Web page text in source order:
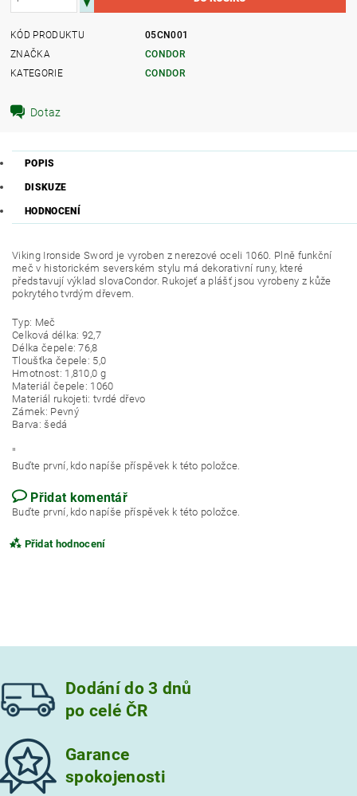
KÓD PRODUKTU
05CN001
ZNAČKA
CONDOR
KATEGORIE
CONDOR
Dotaz
POPIS
DISKUZE
HODNOCENÍ
Viking Ironside Sword je vyroben z nerezové oceli 1060. Plně funkční
meč v historickém severském stylu má dekorativní runy, které
představují výklad slovaCondor. Rukojeť a plášť jsou vyrobeny z kůže
pokrytého tvrdým dřevem.
Typ: Meč
Celková délka: 92,7
Délka čepele: 76,8
Tloušťka čepele: 5,0
Hmotnost: 1,810,0 g
Materiál čepele: 1060
Materiál rukojeti: tvrdé dřevo
Zámek: Pevný
Barva: šedá
"
Buďte první, kdo napíše příspěvek k této položce.
Přidat komentář
Buďte první, kdo napíše příspěvek k této položce.
Přidat hodnocení
Vložením hodnocení souhlasíte s
Dodání do 3 dnů
po celé ČR
Garance
spokojenosti